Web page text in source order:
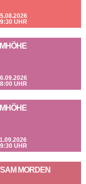
UHR
UHR
UHR
MORDEN